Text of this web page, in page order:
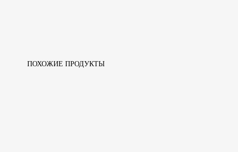
ПОХОЖИЕ ПРОДУКТЫ